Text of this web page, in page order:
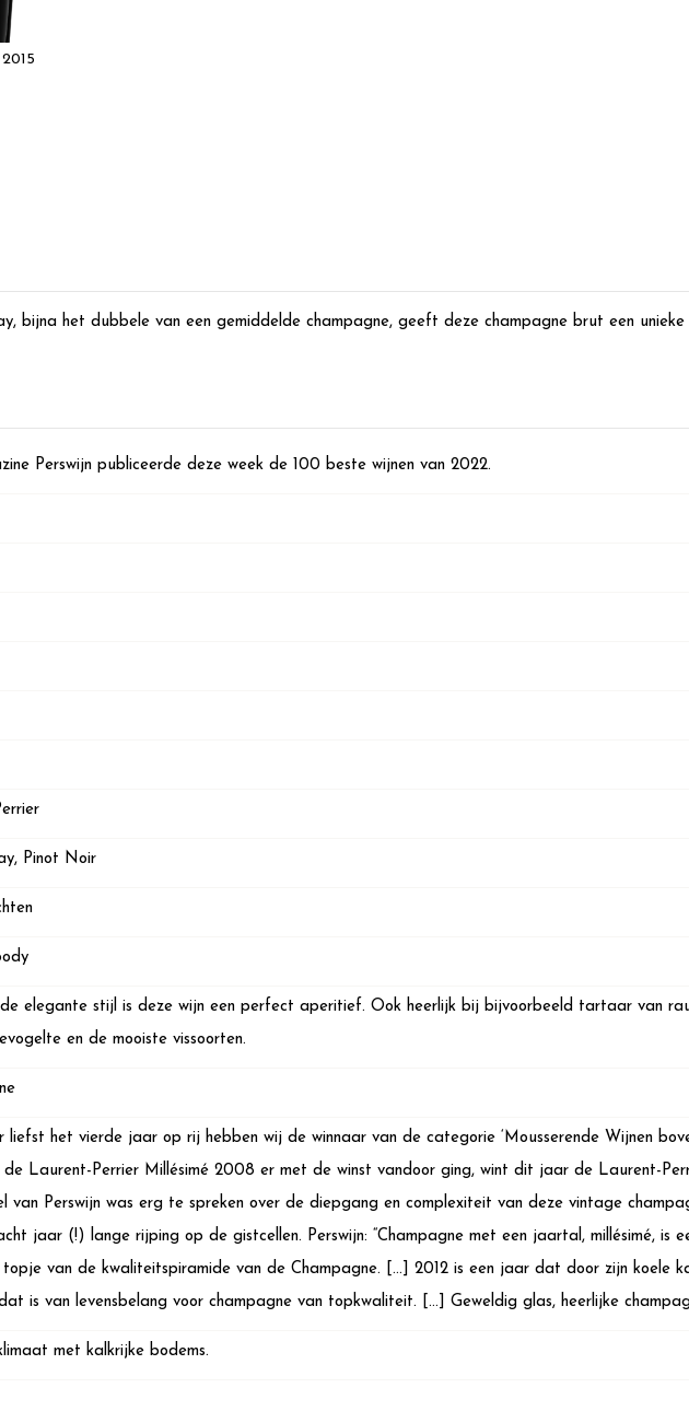
bijna het dubbele van een gemiddelde champagne, geeft deze champagne brut een unieke
Perswijn publiceerde deze week de 100 beste wijnen van 2022.
Pinot Noir
de elegante stijl is deze wijn een perfect aperitief. Ook heerlijk bij bijvoorbeeld tartaar van
en de mooiste vissoorten.
liefst het vierde jaar op rij hebben wij de winnaar van de categorie ‘Mousserende Wijnen
Laurent-Perrier Millésimé 2008 er met de winst vandoor ging, wint dit jaar de Laurent-
van Perswijn was erg te spreken over de diepgang en complexiteit van deze vintage
jaar (!) lange rijping op de gistcellen. Perswijn: “Champagne met een jaartal, millésimé, is
van de kwaliteitspiramide van de Champagne. […] 2012 is een jaar dat door zijn koele
is van levensbelang voor champagne van topkwaliteit. […] Geweldig glas, heerlijke
met kalkrijke bodems.